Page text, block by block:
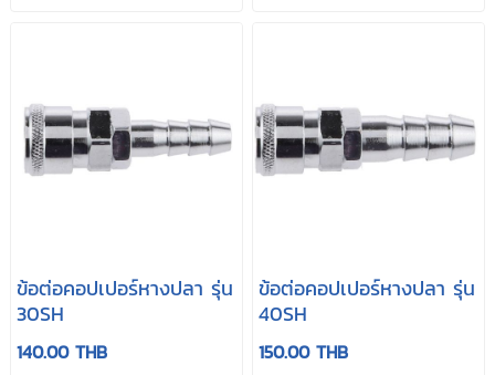
ข้อต่อคอปเปอร์หางปลา รุ่น
30SH
140.00 THB
ข้อต่อคอปเปอร์หางปลา รุ่น
40SH
150.00 THB